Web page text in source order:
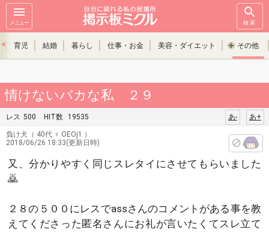
メニュー 検索
育児 結婚 暮らし 仕事・お金 美容・ダイエット その他
情けないバカな私 ２９
レス 500 HIT数 19535 あ+
あ-
負け犬 （ 40代 ♀ OEOj1 ）
2018/06/26 18:33(更新日時)
又、分かりやすく同じスレタイにさせてもらいました
🙇
２８の５００にレスでassさんのコメントがある事を教
えてくださった匿名さんにお礼が言いたくてスレ立て